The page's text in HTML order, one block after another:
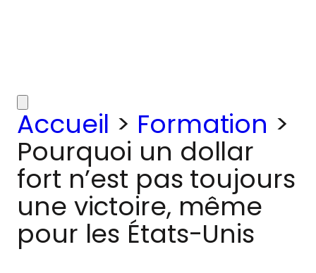
Accueil > Formation >
Pourquoi un dollar
fort n’est pas toujours
une victoire, même
pour les États-Unis